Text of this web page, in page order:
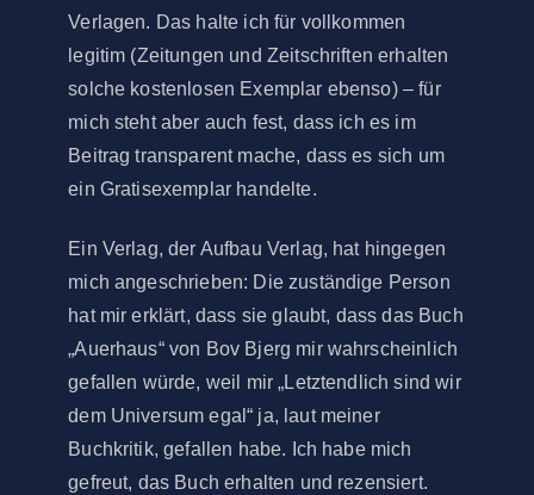
Verlagen. Das halte ich für vollkommen
legitim (Zeitungen und Zeitschriften erhalten
solche kostenlosen Exemplar ebenso) – für
mich steht aber auch fest, dass ich es im
Beitrag transparent mache, dass es sich um
ein Gratisexemplar handelte.
Ein Verlag, der Aufbau Verlag, hat hingegen
mich angeschrieben: Die zuständige Person
hat mir erklärt, dass sie glaubt, dass das Buch
„Auerhaus“ von Bov Bjerg mir wahrscheinlich
gefallen würde, weil mir „Letztendlich sind wir
dem Universum egal“ ja, laut meiner
Buchkritik, gefallen habe. Ich habe mich
gefreut, das Buch erhalten und rezensiert.